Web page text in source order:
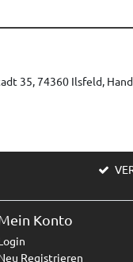
35, 74360 Ilsfeld,
Konto
Registrieren